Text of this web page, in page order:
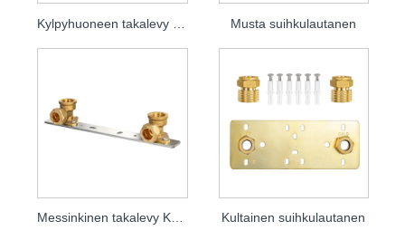
Musta suihkulautanen
Messinkinen takalevy Kyynärpäälevy Kultainen suihkulautanen